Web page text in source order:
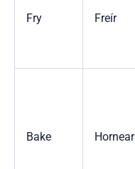
Fry Freír
Bake Hornear